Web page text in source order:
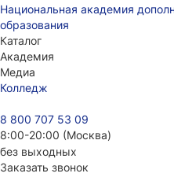
Национальная академия
образования
Каталог
Академия
Медиа
Колледж
8 800 707 53 09
8:00-20:00 (Москва)
без выходных
Заказать звонок